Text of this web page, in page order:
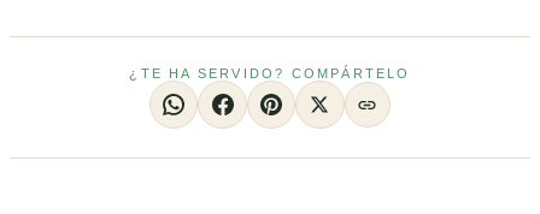
¿TE HA SERVIDO? COMPÁRTELO